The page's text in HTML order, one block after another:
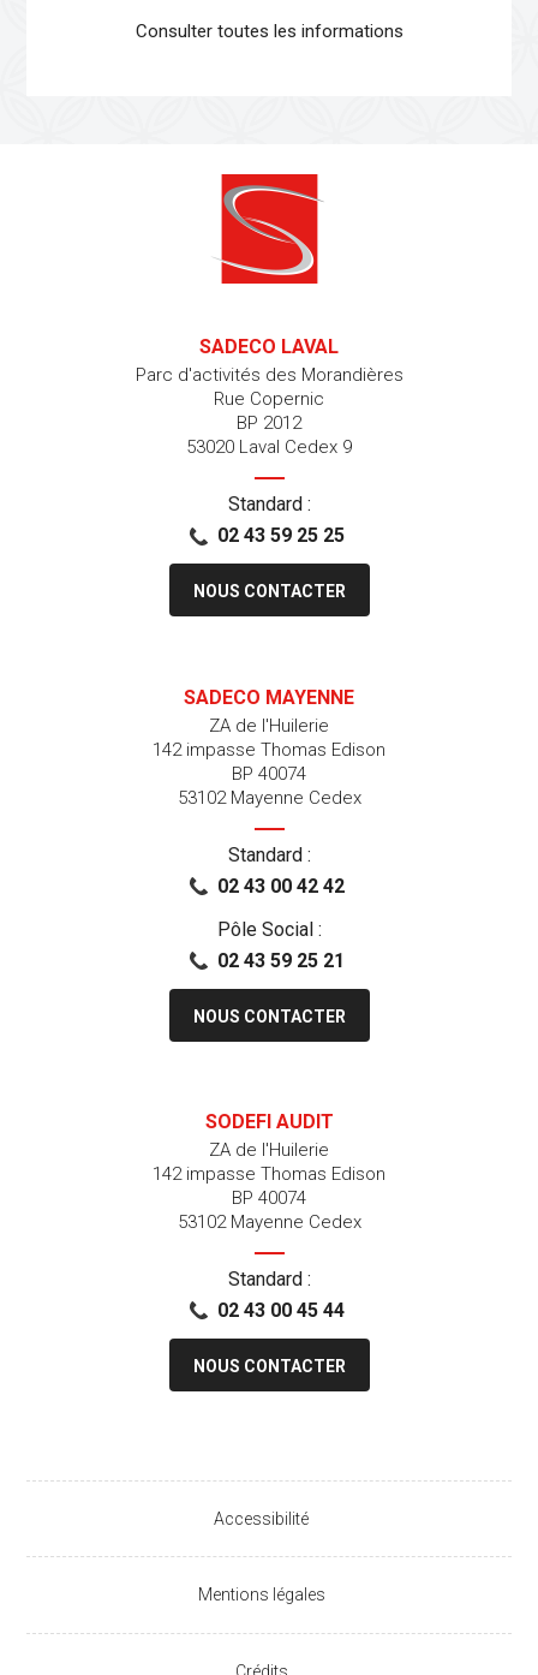
Consulter toutes les informations
SADECO LAVAL
Parc d'activités des Morandières
Rue Copernic
BP 2012
53020 Laval Cedex 9
Standard :
02 43 59 25 25
NOUS CONTACTER
SADECO MAYENNE
ZA de l'Huilerie
142 impasse Thomas Edison
BP 40074
53102 Mayenne Cedex
Standard :
02 43 00 42 42
Pôle Social :
02 43 59 25 21
NOUS CONTACTER
SODEFI AUDIT
ZA de l'Huilerie
142 impasse Thomas Edison
BP 40074
53102 Mayenne Cedex
Standard :
02 43 00 45 44
NOUS CONTACTER
Accessibilité
Mentions légales
Crédits